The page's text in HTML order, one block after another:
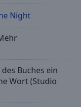
Night
des Buches ein
Wort (Studio